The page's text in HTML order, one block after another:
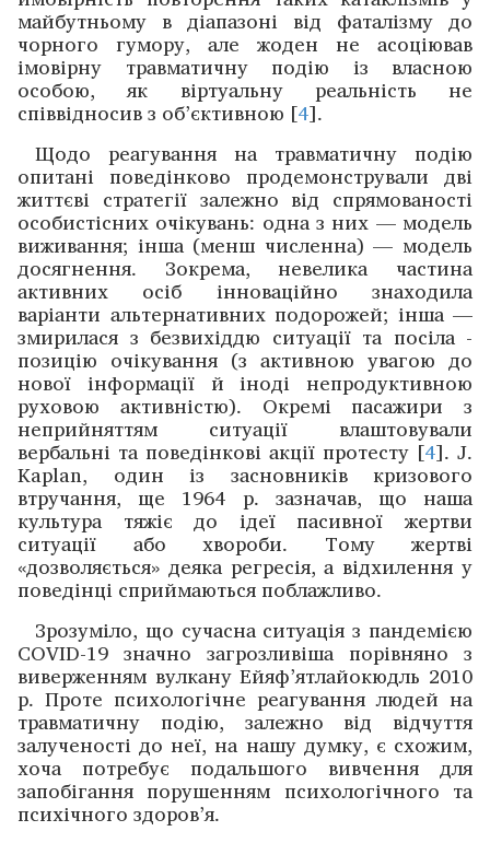
майбутньому в діапазоні від ­фаталізму до
чорного гумору, але жоден не асоціював
імовірну травматичну подію із власною
особою, як ­віртуальну ­реальність не
співвідносив з об’єктивною [4].
Щодо реагування на травматичну подію
опитані поведінково продемонстрували дві
життєві стратегії залежно від спрямованості
особистісних очікувань: одна з них — модель
виживання; інша (менш численна) — модель
досягнення. Зокрема, невелика частина
активних осіб інно­ваційно знаходила
варіанти альтернативних подорожей; інша —
змирилася з безвихіддю ситуації та посіла ­
позицію очікування (з активною увагою до
нової інформації й ­іноді непродуктивною
руховою активністю). Окремі пасажири з
неприйняттям ситуації ­влаштовували
вербальні та поведінкові акції протесту [4]. J.
Kaplan, один із засновників кризового
втручання, ще 1964 р. зазначав, що наша
культура тяжіє до ідеї пасивної жертви
ситуації або хвороби. Тому жертві
«дозволяється» деяка регресія, а відхилення у
поведінці сприймаються поблажливо.
Зрозуміло, що сучасна ситуація з пандемією
COVID-19 значно загрозливіша порівняно з
виверженням вулкану Ейяф’ятлайокюдль 2010
р. Проте психологічне ­реагування людей на
травматичну подію, залежно від відчуття
залуче­ності до неї, на нашу думку, є схожим,
хоча потребує подальшого вивчення для
запобігання порушенням психологічного та
психічного здоров’я.